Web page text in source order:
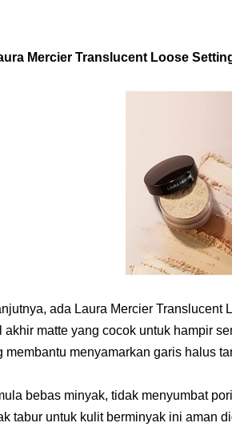
Mercier Translucent Loose
ada Laura Mercier Translucent
akhir matte yang cocok untuk hampir
membantu menyamarkan garis halus
bebas minyak, tidak menyumbat
tabur untuk kulit berminyak ini aman